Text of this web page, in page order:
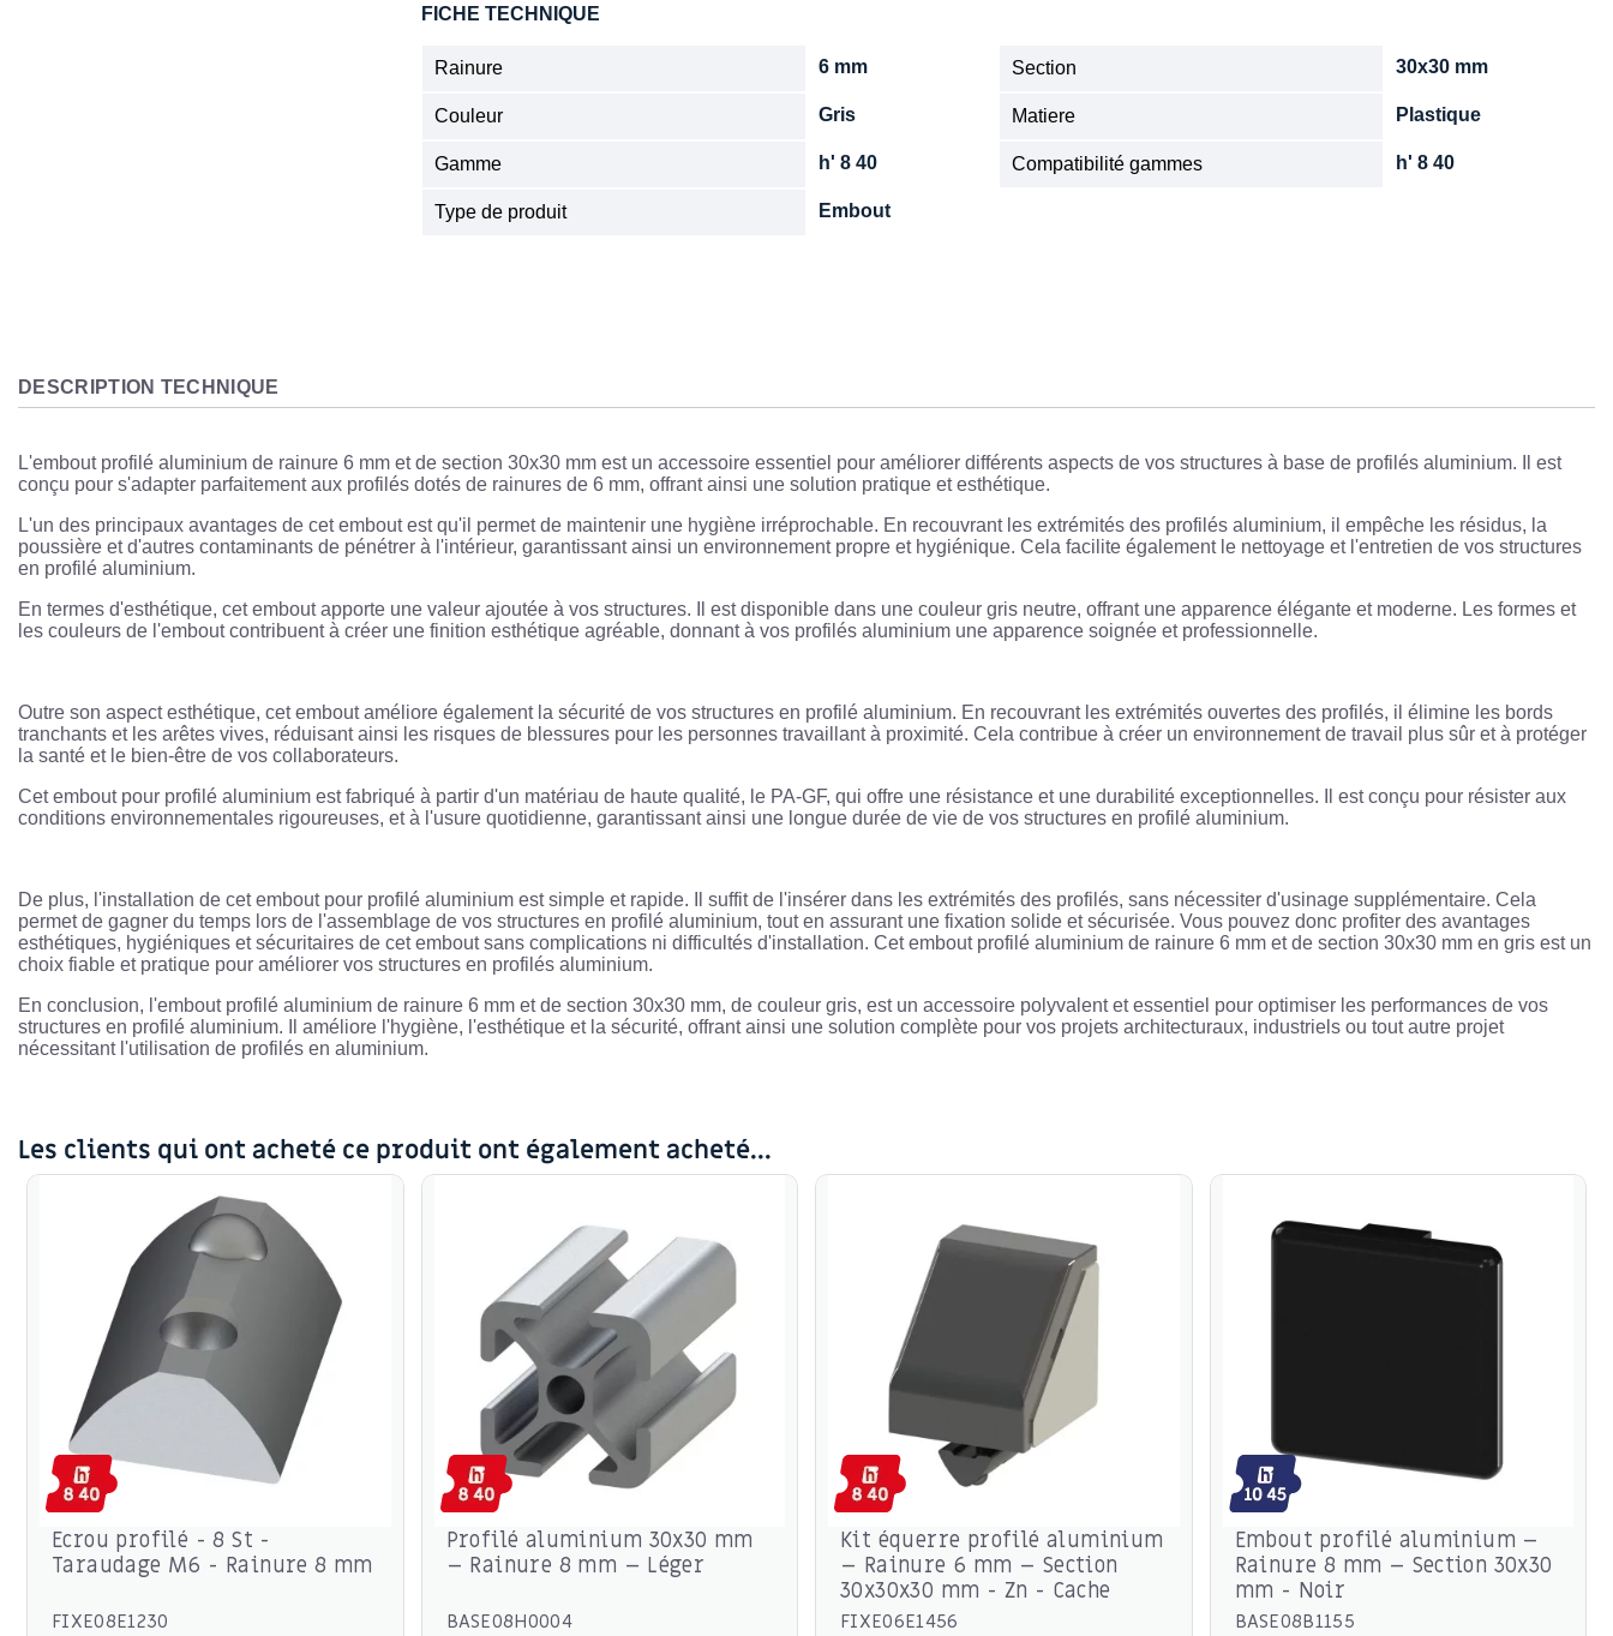
FICHE TECHNIQUE
Rainure 6 mm Section 30x30 mm
Couleur Gris Matiere Plastique
Gamme h' 8 40 Compatibilité gammes h' 8 40
Type de produit Embout
DESCRIPTION TECHNIQUE
L'embout profilé aluminium de rainure 6 mm et de section 30x30 mm est un accessoire essentiel pour améliorer différents aspects de vos structures à base de profilés aluminium. Il est
conçu pour s'adapter parfaitement aux profilés dotés de rainures de 6 mm, offrant ainsi une solution pratique et esthétique.
L'un des principaux avantages de cet embout est qu'il permet de maintenir une hygiène irréprochable. En recouvrant les extrémités des profilés aluminium, il empêche les résidus, la
poussière et d'autres contaminants de pénétrer à l'intérieur, garantissant ainsi un environnement propre et hygiénique. Cela facilite également le nettoyage et l'entretien de vos structures
en profilé aluminium.
En termes d'esthétique, cet embout apporte une valeur ajoutée à vos structures. Il est disponible dans une couleur gris neutre, offrant une apparence élégante et moderne. Les formes et
les couleurs de l'embout contribuent à créer une finition esthétique agréable, donnant à vos profilés aluminium une apparence soignée et professionnelle.
Outre son aspect esthétique, cet embout améliore également la sécurité de vos structures en profilé aluminium. En recouvrant les extrémités ouvertes des profilés, il élimine les bords
tranchants et les arêtes vives, réduisant ainsi les risques de blessures pour les personnes travaillant à proximité. Cela contribue à créer un environnement de travail plus sûr et à protéger
la santé et le bien-être de vos collaborateurs.
Cet embout pour profilé aluminium est fabriqué à partir d'un matériau de haute qualité, le PA-GF, qui offre une résistance et une durabilité exceptionnelles. Il est conçu pour résister aux
conditions environnementales rigoureuses, et à l'usure quotidienne, garantissant ainsi une longue durée de vie de vos structures en profilé aluminium.
De plus, l'installation de cet embout pour profilé aluminium est simple et rapide. Il suffit de l'insérer dans les extrémités des profilés, sans nécessiter d'usinage supplémentaire. Cela
permet de gagner du temps lors de l'assemblage de vos structures en profilé aluminium, tout en assurant une fixation solide et sécurisée. Vous pouvez donc profiter des avantages
esthétiques, hygiéniques et sécuritaires de cet embout sans complications ni difficultés d'installation. Cet embout profilé aluminium de rainure 6 mm et de section 30x30 mm en gris est un
choix fiable et pratique pour améliorer vos structures en profilés aluminium.
En conclusion, l'embout profilé aluminium de rainure 6 mm et de section 30x30 mm, de couleur gris, est un accessoire polyvalent et essentiel pour optimiser les performances de vos
structures en profilé aluminium. Il améliore l'hygiène, l'esthétique et la sécurité, offrant ainsi une solution complète pour vos projets architecturaux, industriels ou tout autre projet
nécessitant l'utilisation de profilés en aluminium.
Les clients qui ont acheté ce produit ont également acheté...
Ecrou profilé - 8 St -
Taraudage M6 - Rainure 8 mm
FIXE08E1230
Profilé aluminium 30x30 mm
– Rainure 8 mm – Léger
BASE08H0004
Kit équerre profilé aluminium
– Rainure 6 mm – Section
30x30x30 mm - Zn - Cache
FIXE06E1456
Embout profilé aluminium –
Rainure 8 mm – Section 30x30
mm - Noir
BASE08B1155